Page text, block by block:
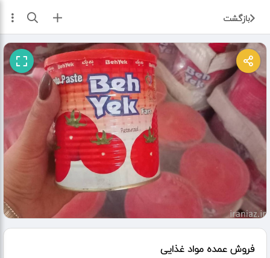
بازگشت ثبت آگهی
فروش عمده مواد غذایی